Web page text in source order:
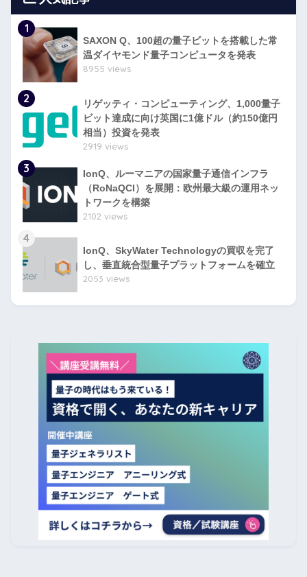
1
SAXON Q、100超の量子ビットを搭載した常
温ダイヤモンド量子コンピュータを発表
8955 views
2
リゲッティ・コンピューティング、1,000量子
ビット達成に向け英国に1億ドル（約150億円
相当）投資を発表
2919 views
3
IonQ、ルーマニアの国家量子通信インフラ
（RoNaQCI）を展開：欧州最大級の運用ネッ
トワークを構築
2102 views
4
IonQ、SkyWater Technologyの買収を完了
し、垂直統合型量子プラットフォームを確立
2053 views